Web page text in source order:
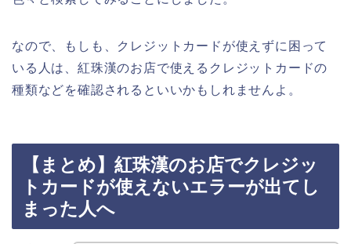
なので、もしも、クレジットカードが使えずに困って
いる人は、紅珠漢のお店で使えるクレジットカードの
種類などを確認されるといいかもしれませんよ。
【まとめ】紅珠漢のお店でクレジッ
トカードが使えないエラーが出てし
まった人へ